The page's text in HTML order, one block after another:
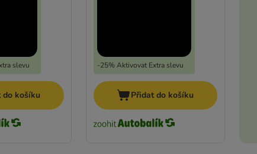
slevu
do košíku
-25% Aktivovat Extra slevu
Přidat do košíku